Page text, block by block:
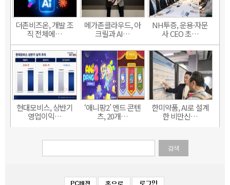
더존비즈온, 개발 조
직 전체에…
메가존클라우드, 아
크릴과 AI…
NH투증, 운용·자문
사 CEO 초…
현대모비스, 상반기
영업이익…
‘애니팡2’ 엔드 콘텐
츠, 20개…
한미약품, AI로 설계
한 비만신…
검색